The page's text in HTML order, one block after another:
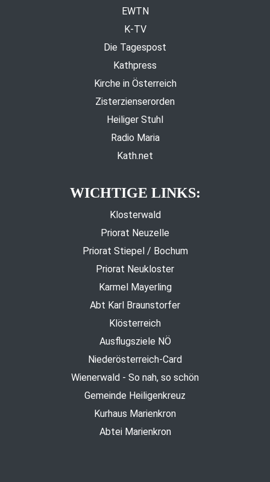
EWTN
K-TV
Die Tagespost
Kathpress
Kirche in Österreich
Zisterzienserorden
Heiliger Stuhl
Radio Maria
Kath.net
WICHTIGE LINKS:
Klosterwald
Priorat Neuzelle
Priorat Stiepel / Bochum
Priorat Neukloster
Karmel Mayerling
Abt Karl Braunstorfer
Klösterreich
Ausflugsziele NÖ
Niederösterreich-Card
Wienerwald - So nah, so schön
Gemeinde Heiligenkreuz
Kurhaus Marienkron
Abtei Marienkron